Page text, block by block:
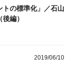
トの標準化」／石山
編）
2019/06/10